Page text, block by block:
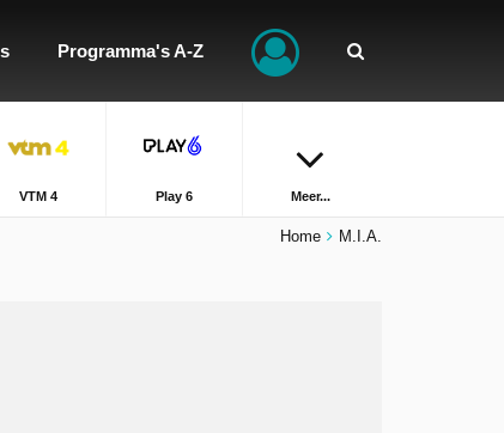
Programma's A-Z
VTM 4 Play 6 Meer...
Home M.I.A.